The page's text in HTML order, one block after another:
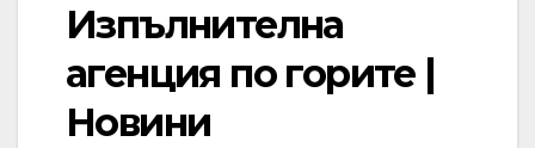
Изпълнителна
агенция по горите |
Новини